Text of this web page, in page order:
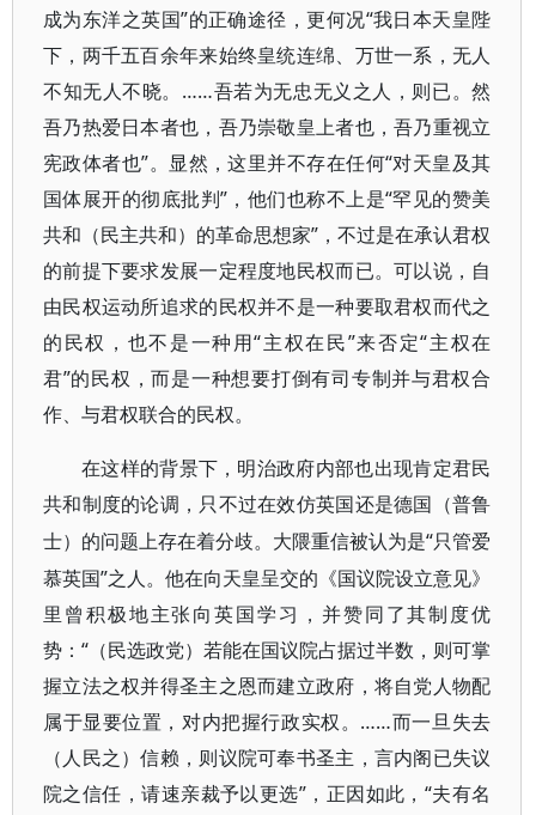
成为东洋之英国”的正确途径，更何况“我日本天皇陛
下，两千五百余年来始终皇统连绵、万世一系，无人
不知无人不晓。……吾若为无忠无义之人，则已。然
吾乃热爱日本者也，吾乃崇敬皇上者也，吾乃重视立
宪政体者也”。显然，这里并不存在任何“对天皇及其
国体展开的彻底批判”，他们也称不上是“罕见的赞美
共和（民主共和）的革命思想家”，不过是在承认君权
的前提下要求发展一定程度地民权而已。可以说，自
由民权运动所追求的民权并不是一种要取君权而代之
的民权，也不是一种用“主权在民”来否定“主权在
君”的民权，而是一种想要打倒有司专制并与君权合
作、与君权联合的民权。
在这样的背景下，明治政府内部也出现肯定君民
共和制度的论调，只不过在效仿英国还是德国（普鲁
士）的问题上存在着分歧。大隈重信被认为是“只管爱
慕英国”之人。他在向天皇呈交的《国议院设立意见》
里曾积极地主张向英国学习，并赞同了其制度优
势：“（民选政党）若能在国议院占据过半数，则可掌
握立法之权并得圣主之恩而建立政府，将自党人物配
属于显要位置，对内把握行政实权。……而一旦失去
（人民之）信赖，则议院可奉书圣主，言内阁已失议
院之信任，请速亲裁予以更选”，正因如此，“夫有名